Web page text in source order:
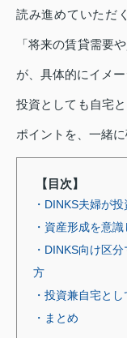
読み進めていただ
「将来の賃貸需要
が、具体的にイメ
投資としても自宅
ポイントを、一緒
【目次】
・DINKS夫婦が
・資産形成を意
・DINKS向け区
方
・投資兼自宅と
・まとめ